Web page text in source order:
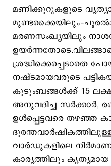
മണിക്കൂറുകളുടെ
മരണസംഖ്യയിലും
ശ്രദ്ധിക്കെപ്പെടാതെ
നഷ്ടമായവരുടെ
കുടുംബങ്ങള്‍ക്ക് 15
അനുവദിച്ച സര്‍ക്കാര്‍,
ഉള്‍പ്പെട്ടവരെ തഴഞ്ഞ
വാര്‍ഡുകളിലെ നിര്‍മാണ
കാര്യത്തിലും കൃത്യമായ